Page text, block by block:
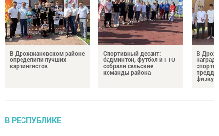
В Дрожжановском районе
определили лучших
картингистов
Спортивный десант:
бадминтон, футбол и ГТО
собрали сельские
команды района
В
В РЕСПУБЛИКЕ